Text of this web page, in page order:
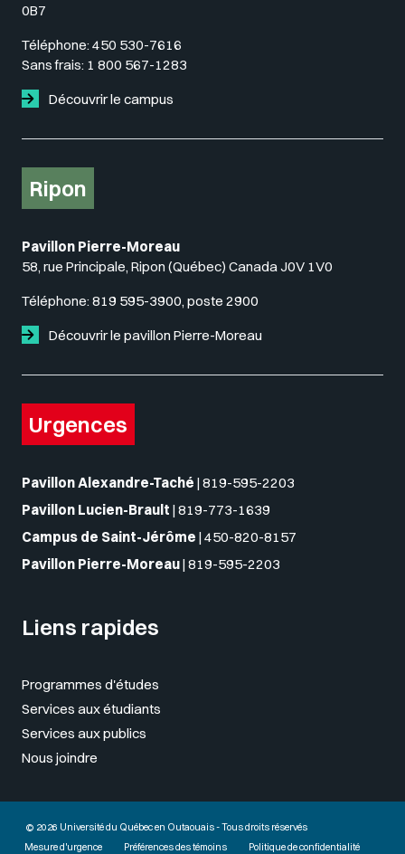
0B7
Téléphone: 450 530-7616
Sans frais: 1 800 567-1283
Découvrir le campus
Ripon
Pavillon Pierre-Moreau
58, rue Principale, Ripon (Québec) Canada J0V 1V0
Téléphone: 819 595-3900, poste 2900
Découvrir le pavillon Pierre-Moreau
Urgences
Pavillon Alexandre-Taché | 819-595-2203
Pavillon Lucien-Brault | 819-773-1639
Campus de Saint-Jérôme | 450-820-8157
Pavillon Pierre-Moreau| 819-595-2203
Liens rapides
Programmes d'études
Services aux étudiants
Services aux publics
Nous joindre
© 2026 Université du Québec en Outaouais - Tous droits réservés
Mesure d'urgence
Préférences des témoins Politique de confidentialité